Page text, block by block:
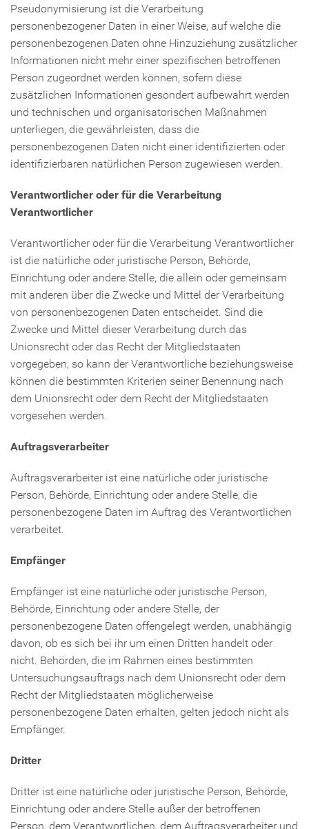
Pseudonymisierung ist die Verarbeitung
personenbezogener Daten in einer Weise, auf welche die
personenbezogenen Daten ohne Hinzuziehung zusätzlicher
Informationen nicht mehr einer spezifischen betroffenen
Person zugeordnet werden können, sofern diese
zusätzlichen Informationen gesondert aufbewahrt werden
und technischen und organisatorischen Maßnahmen
unterliegen, die gewährleisten, dass die
personenbezogenen Daten nicht einer identifizierten oder
identifizierbaren natürlichen Person zugewiesen werden.
Verantwortlicher oder für die Verarbeitung
Verantwortlicher
Verantwortlicher oder für die Verarbeitung Verantwortlicher
ist die natürliche oder juristische Person, Behörde,
Einrichtung oder andere Stelle, die allein oder gemeinsam
mit anderen über die Zwecke und Mittel der Verarbeitung
von personenbezogenen Daten entscheidet. Sind die
Zwecke und Mittel dieser Verarbeitung durch das
Unionsrecht oder das Recht der Mitgliedstaaten
vorgegeben, so kann der Verantwortliche beziehungsweise
können die bestimmten Kriterien seiner Benennung nach
dem Unionsrecht oder dem Recht der Mitgliedstaaten
vorgesehen werden.
Auftragsverarbeiter
Auftragsverarbeiter ist eine natürliche oder juristische
Person, Behörde, Einrichtung oder andere Stelle, die
personenbezogene Daten im Auftrag des Verantwortlichen
verarbeitet.
Empfänger
Empfänger ist eine natürliche oder juristische Person,
Behörde, Einrichtung oder andere Stelle, der
personenbezogene Daten offengelegt werden, unabhängig
davon, ob es sich bei ihr um einen Dritten handelt oder
nicht. Behörden, die im Rahmen eines bestimmten
Untersuchungsauftrags nach dem Unionsrecht oder dem
Recht der Mitgliedstaaten möglicherweise
personenbezogene Daten erhalten, gelten jedoch nicht als
Empfänger.
Dritter
Dritter ist eine natürliche oder juristische Person, Behörde,
Einrichtung oder andere Stelle außer der betroffenen
Person, dem Verantwortlichen, dem Auftragsverarbeiter und